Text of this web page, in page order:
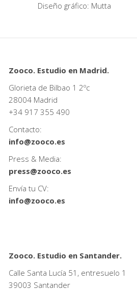
Diseño gráfico: Mutta
Zooco. Estudio en Madrid.
Glorieta de Bilbao 1 2ºc
28004 Madrid
+34 917 355 490
Contacto:
info@zooco.es
Press & Media:
press@zooco.es
Envía tu CV:
info@zooco.es
Zooco. Estudio en Santander.
Calle Santa Lucía 51, entresuelo 1
39003 Santander